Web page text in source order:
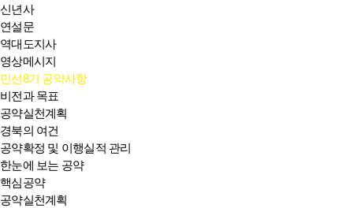
신년사
연설문
역대도지사
영상메시지
민선8기 공약사항
비전과 목표
공약실천계획
경북의 여건
공약확정 및 이행실적 관리
한눈에 보는 공약
핵심공약
공약실천계획